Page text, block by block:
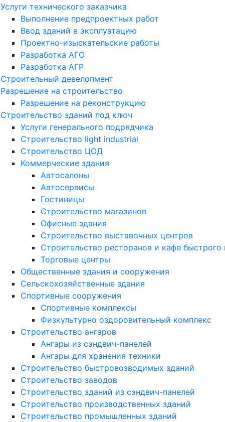
Услуги технического заказчика
Выполнение предпроектных работ
Ввод зданий в эксплуатацию
Проектно-изыскательские работы
Разработка АГО
Разработка АГР
Строительный девелопмент
Разрешение на строительство
Разрешение на реконструкцию
Строительство зданий под ключ
Услуги генерального подрядчика
Строительство light industrial
Строительство ЦОД
Коммерческие здания
Автосалоны
Автосервисы
Гостиницы
Строительство магазинов
Офисные здания
Строительство выставочных центров
Строительство ресторанов и кафе быстрого
Торговые центры
Общественные здания и сооружения
Сельскохозяйственные здания
Спортивные сооружения
Спортивные комплексы
Физкультурно оздоровительный комплекс
Строительство ангаров
Ангары из сэндвич-панелей
Ангары для хранения техники
Строительство быстровозводимых зданий
Строительство заводов
Строительство зданий из сэндвич-панелей
Строительство производственных зданий
Строительство промышленных зданий